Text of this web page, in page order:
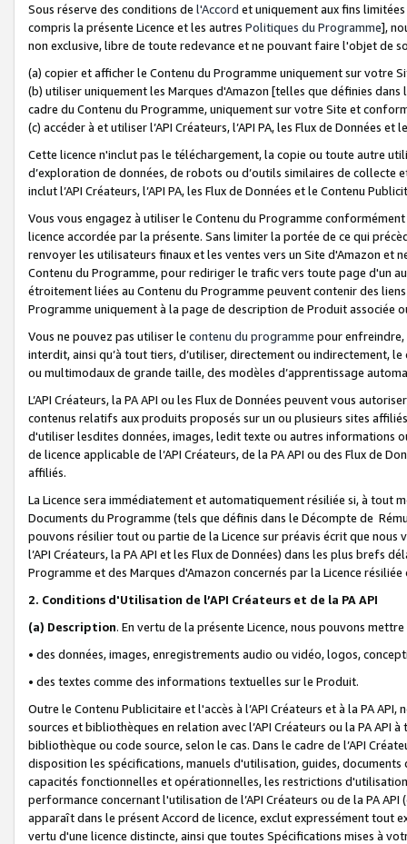
Sous réserve des conditions de l'Accord et uniquement aux fins
compris la présente Licence et les autres Politiques du Programme],
non exclusive, libre de toute redevance et ne pouvant faire l'objet de
(a) copier et afficher le Contenu du Programme uniquement sur votre
(b) utiliser uniquement les Marques d'Amazon [telles que définies dans
cadre du Contenu du Programme, uniquement sur votre Site et
(c) accéder à et utiliser l’API Créateurs, l’API PA, les Flux de Données
Cette licence n'inclut pas le téléchargement, la copie ou toute autre
d’exploration de données, de robots ou d’outils similaires de
inclut l’API Créateurs, l’API PA, les Flux de Données et le Contenu
Vous vous engagez à utiliser le Contenu du Programme
licence accordée par la présente. Sans limiter la portée de ce qui
renvoyer les utilisateurs finaux et les ventes vers un Site d'Amazon et
Contenu du Programme, pour rediriger le trafic vers toute page d'un
étroitement liées au Contenu du Programme peuvent contenir des
Programme uniquement à la page de description de Produit associée
Vous ne pouvez pas utiliser le contenu du programme pour
interdit, ainsi qu’à tout tiers, d’utiliser, directement ou indirectement,
ou multimodaux de grande taille, des modèles d’apprentissage
L’API Créateurs, la PA API ou les Flux de Données peuvent vous
contenus relatifs aux produits proposés sur un ou plusieurs sites
d'utiliser lesdites données, images, ledit texte ou autres informations
de licence applicable de l’API Créateurs, de la PA API ou des Flux de
affiliés.
La Licence sera immédiatement et automatiquement résiliée si, à
Documents du Programme (tels que définis dans le Décompte de
pouvons résilier tout ou partie de la Licence sur préavis écrit que
l’API Créateurs, la PA API et les Flux de Données) dans les plus
Programme et des Marques d'Amazon concernés par la Licence
2. Conditions d'Utilisation de l’API Créateurs et de la PA API
(a) Description. En vertu de la présente Licence, nous pouvons
• des données, images, enregistrements audio ou vidéo, logos,
• des textes comme des informations textuelles sur le Produit.
Outre le Contenu Publicitaire et l'accès à l’API Créateurs et à la PA
sources et bibliothèques en relation avec l’API Créateurs ou la PA
bibliothèque ou code source, selon le cas. Dans le cadre de l’API
disposition les spécifications, manuels d'utilisation, guides,
capacités fonctionnelles et opérationnelles, les restrictions
performance concernant l'utilisation de l’API Créateurs ou de la PA
apparaît dans le présent Accord de licence, exclut expressément tout
vertu d'une licence distincte, ainsi que toutes Spécifications mises à